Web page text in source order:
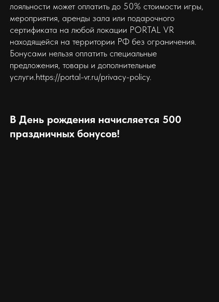
лояльности может оплатить до 50% стоимости игры,
мероприятия, аренды зала или подарочного
сертификата на любой локации PORTAL VR
находящейся на территории РФ без ограничения.
Бонусами нельзя оплатить специальные
предложения, товары и дополнительные
услуги.https://portal-vr.ru/privacy-policy.
В День рождения начисляется 500
праздничных бонусов!